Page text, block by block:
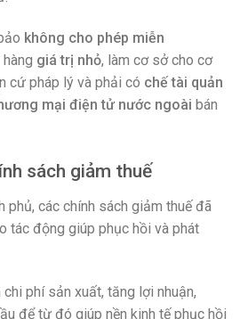
không cho phép miễn
giá trị nhỏ, làm cơ sở cho cơ
cứ pháp lý và phải có chế tài quản
mại điện tử nước ngoài bán
sách giảm thuế
phủ, các chính sách giảm thuế đã
tác động giúp phục hồi và phát
phí sản xuất, tăng lợi nhuận,
để từ đó giúp nền kinh tế phục hồi